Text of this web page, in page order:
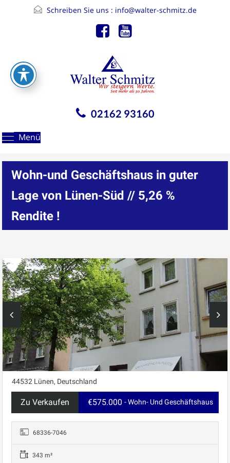
Schreiben Sie uns : info@walter-schmitz.de
02162 93160
Menü
Wohn-und Geschäftshaus in guter
Lage von Lünen-Süd // 5,26 %
Rendite !
44532 Lünen, Deutschland
Zu Verkaufen €575.000 - Wohn- Und Geschäftshaus
68336-7046
343 m²